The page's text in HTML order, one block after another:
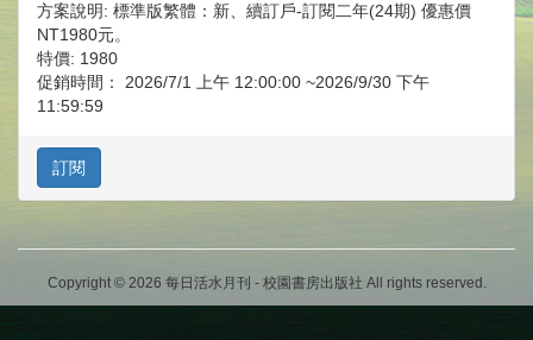
方案說明: 標準版繁體：新、續訂戶-訂閱二年(24期) 優惠價
NT1980元。
特價: 1980
促銷時間： 2026/7/1 上午 12:00:00 ~2026/9/30 下午
11:59:59
Copyright © 2026 每日活水月刊 - 校園書房出版社 All rights reserved.